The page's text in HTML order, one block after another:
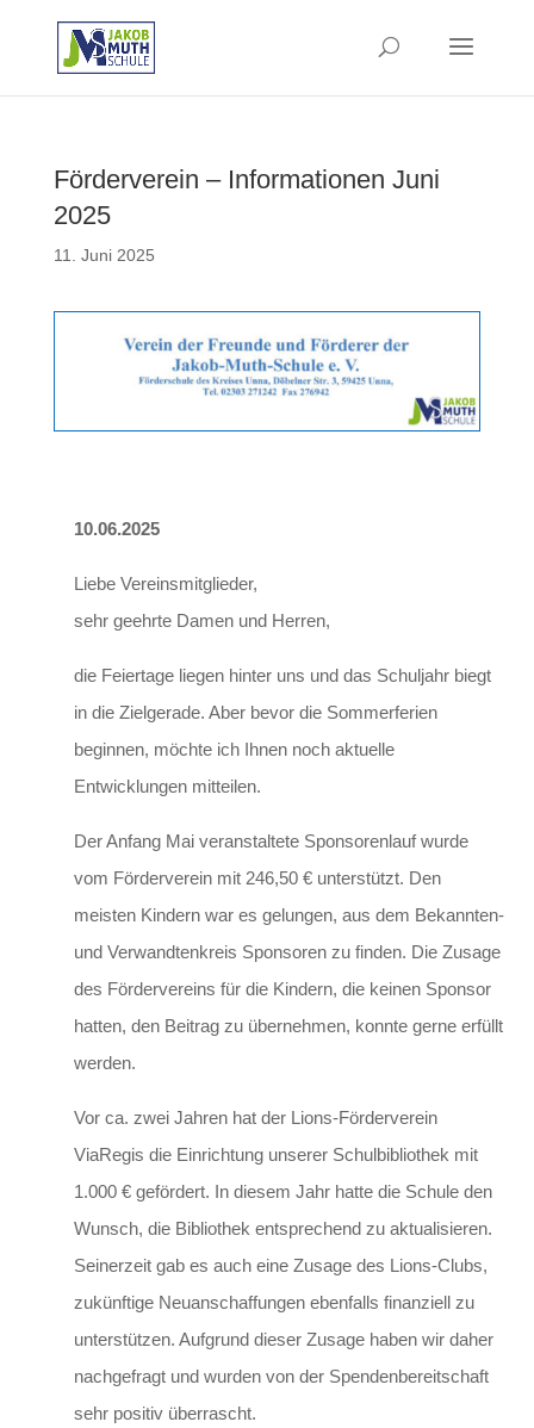
Förderverein – Informationen Juni
2025
11. Juni 2025
10.06.2025
Liebe Vereinsmitglieder,
sehr geehrte Damen und Herren,
die Feiertage liegen hinter uns und das Schuljahr biegt
in die Zielgerade. Aber bevor die Sommerferien
beginnen, möchte ich Ihnen noch aktuelle
Entwicklungen mitteilen.
Der Anfang Mai veranstaltete Sponsorenlauf wurde
vom Förderverein mit 246,50 € unterstützt. Den
meisten Kindern war es gelungen, aus dem Bekannten-
und Verwandtenkreis Sponsoren zu finden. Die Zusage
des Fördervereins für die Kindern, die keinen Sponsor
hatten, den Beitrag zu übernehmen, konnte gerne erfüllt
werden.
Vor ca. zwei Jahren hat der Lions-Förderverein
ViaRegis die Einrichtung unserer Schulbibliothek mit
1.000 € gefördert. In diesem Jahr hatte die Schule den
Wunsch, die Bibliothek entsprechend zu aktualisieren.
Seinerzeit gab es auch eine Zusage des Lions-Clubs,
zukünftige Neuanschaffungen ebenfalls finanziell zu
unterstützen. Aufgrund dieser Zusage haben wir daher
nachgefragt und wurden von der Spendenbereitschaft
sehr positiv überrascht.